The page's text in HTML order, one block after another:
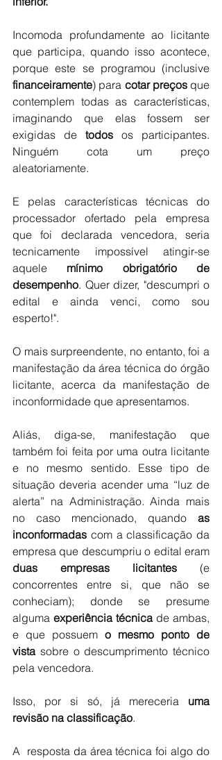
Incomoda profundamente ao licitante
que participa, quando isso acontece,
financeiramente) para cotar preços que
contemplem todas as características,
imaginando que elas fossem ser
exigidas de todos os participantes.
Ninguém cota um preço
aleatoriamente.
E pelas características técnicas do
processador ofertado pela empresa
que foi declarada vencedora, seria
tecnicamente impossível atingir-se
aquele mínimo obrigatório de
desempenho. Quer dizer, "descumpri o
edital e ainda venci, como sou
esperto!".
O mais surpreendente, no entanto, foi a
manifestação da área técnica do órgão
licitante, acerca da manifestação de
inconformidade que apresentamos.
Aliás, diga-se, manifestação que
também foi feita por uma outra licitante
e no mesmo sentido. Esse tipo de
situação deveria acender uma “luz de
alerta” na Administração. Ainda mais
no caso mencionado, quando as
inconformadas com a classificação da
duas empresas licitantes (e
concorrentes entre si, que não se
conheciam); donde se presume
alguma experiência técnica de ambas,
e que possuem o mesmo ponto de
vista sobre o descumprimento técnico
pela vencedora.
Isso, por si só, já mereceria uma
revisão na classificação.
A  resposta da área técnica foi algo do